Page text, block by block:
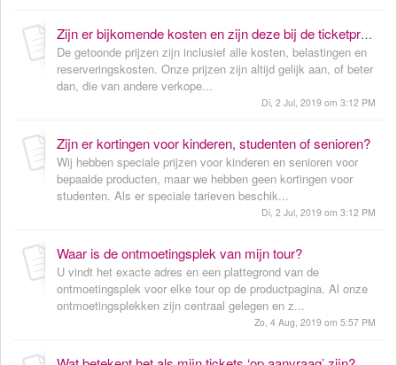
Zijn er bijkomende kosten en zijn deze bij de ticketprijs inbegrepen?
De getoonde prijzen zijn inclusief alle kosten, belastingen en
reserveringskosten. Onze prijzen zijn altijd gelijk aan, of beter
dan, die van andere verkope...
Di, 2 Jul, 2019 om 3:12 PM
Zijn er kortingen voor kinderen, studenten of senioren?
Wij hebben speciale prijzen voor kinderen en senioren voor
bepaalde producten, maar we hebben geen kortingen voor
studenten. Als er speciale tarieven beschik...
Di, 2 Jul, 2019 om 3:12 PM
Waar is de ontmoetingsplek van mijn tour?
U vindt het exacte adres en een plattegrond van de
ontmoetingsplek voor elke tour op de productpagina. Al onze
ontmoetingsplekken zijn centraal gelegen en z...
Zo, 4 Aug, 2019 om 5:57 PM